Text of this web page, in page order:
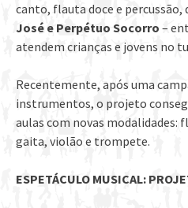
canto, flauta doce e percussão,
José e Perpétuo Socorro –
atendem crianças e jovens no
Recentemente, após uma
instrumentos, o projeto
aulas com novas modalidades:
gaita, violão e trompete.
ESPETÁCULO MUSICAL: